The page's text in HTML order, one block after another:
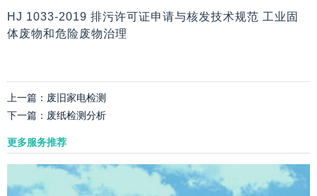
HJ 1033-2019 排污许可证申请与核发技术规范 工业固
体废物和危险废物治理
上一篇： 废旧家电检测
下一篇： 废纸检测分析
更多服务推荐